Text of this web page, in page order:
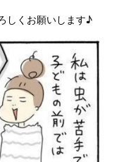
しくお願いします♪